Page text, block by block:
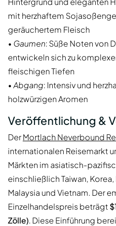
mit herzhaftem
geräuchertem Fleisch
• Gaumen: Süße Noten von
entwickeln sich zu
fleischigen Tiefen
•Abgang: Intensiv und
holzwürzigen Aromen
Veröffentlichung &
DerMortlach Neverbound
internationalen Reisemarkt
Märkten im asiatisch-
einschließlich Taiwan,
Malaysia und Vietnam. Der
Einzelhandelspreis beträgt
Zölle). Diese Einführung